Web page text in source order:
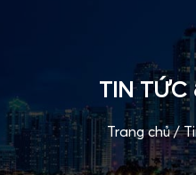
TIN TỨC
Trang chủ/